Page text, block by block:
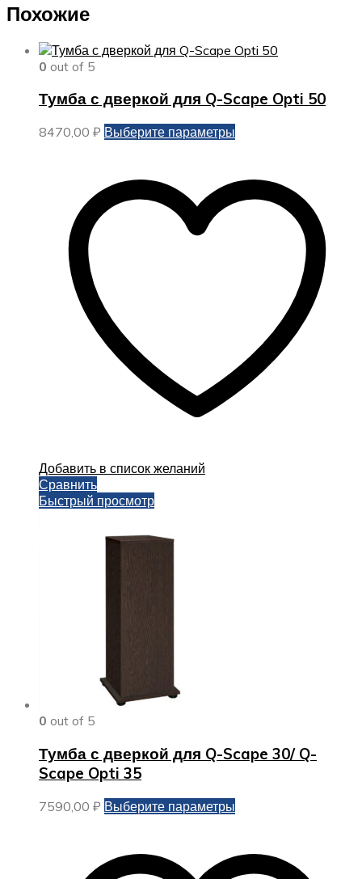
Похожие
0 out of 5
Тумба с дверкой для Q-Scape Opti 50
8470,00 ₽ Выберите параметры
несколько
вариаций.
Добавить в список желаний
Сравнить
Быстрый просмотр
0 out of 5
Тумба с дверкой для Q-Scape 30/ Q-
Scape Opti 35
7590,00 ₽ Выберите параметры
несколько
вариаций.